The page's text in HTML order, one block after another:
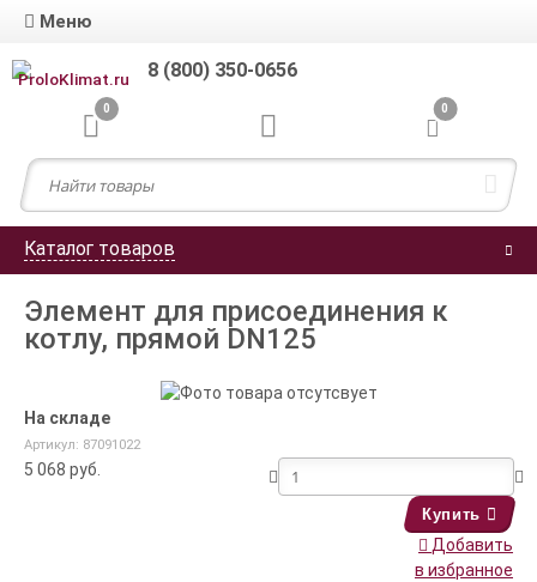
Меню
8 (800) 350-0656
0 0
Каталог товаров
Элемент для присоединения к
котлу, прямой DN125
На складе
Артикул: 87091022
5 068 руб.
Купить
Добавить
в избранное